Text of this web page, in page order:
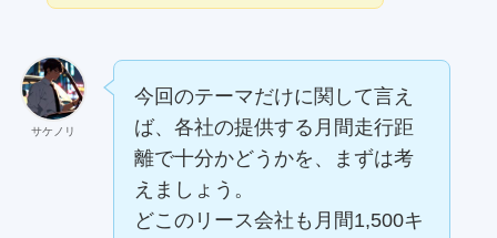
サケノリ
今回のテーマだけに関して言え
ば、各社の提供する月間走行距
離で十分かどうかを、まずは考
えましょう。
どこのリース会社も月間1,500キ